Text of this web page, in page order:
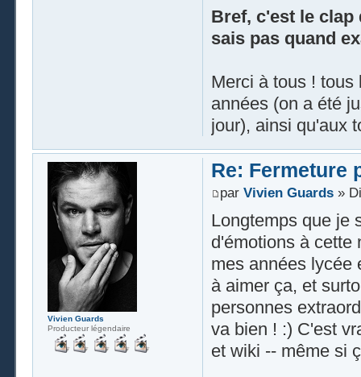
Bref, c'est le clap
sais pas quand
Merci à tous !
années (on a été
jour), ainsi qu'aux
Re: Fermeture
par Vivien Guards»
Longtemps que je
d'émotions à cette
mes années lycée
à aimer ça, et
personnes
va bien ! :) C'est
et wiki -- même si
Vivien Guards
Producteur légendaire